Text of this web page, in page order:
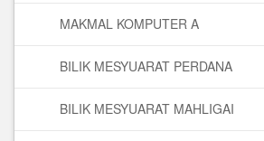
MAKMAL KOMPUTER A
BILIK MESYUARAT PERDANA
BILIK MESYUARAT MAHLIGAI